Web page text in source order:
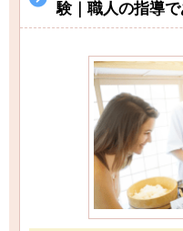
験｜職人の指導